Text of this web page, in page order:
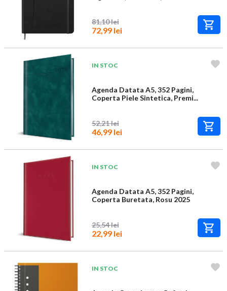
81,10 lei
72,99 lei
IN STOC
Agenda Datata A5, 352 Pagini,
Coperta Piele Sintetica, Premi...
52,21 lei
46,99 lei
IN STOC
Agenda Datata A5, 352 Pagini,
Coperta Buretata, Rosu 2025
25,54 lei
22,99 lei
IN STOC